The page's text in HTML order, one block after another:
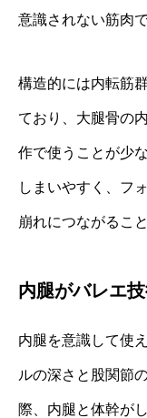
意識されない筋肉
構造的には内転筋
ており、大腿骨の
作で使うことが少
しまいやすく、フ
崩れにつながるこ
内腿がバレエ
内腿を意識して使
ルの深さと股関節
際、内腿と体幹が